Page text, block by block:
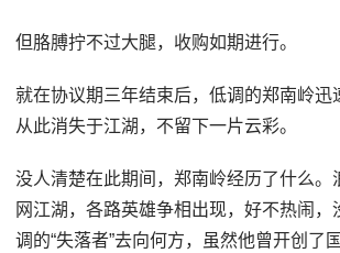
但胳膊拧不过大腿，收购如期进行。
就在协议期三年结束后，低调的郑南岭迅
从此消失于江湖，不留下一片云彩。
没人清楚在此期间，郑南岭经历了什么。
网江湖，各路英雄争相出现，好不热闹，
调的“失落者”去向何方，虽然他曾开创了